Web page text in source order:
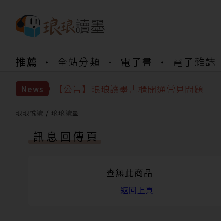
推薦 全站分類 電子書 電子雜誌
News
【公告】琅琅書店服務升級重要說明及
【公告】琅琅讀墨書櫃開通常見問題
【公告】琅琅書店服務升級重要說明及
琅琅悅讀 琅琅讀墨
訊息回傳頁
查無此商品
返回上頁